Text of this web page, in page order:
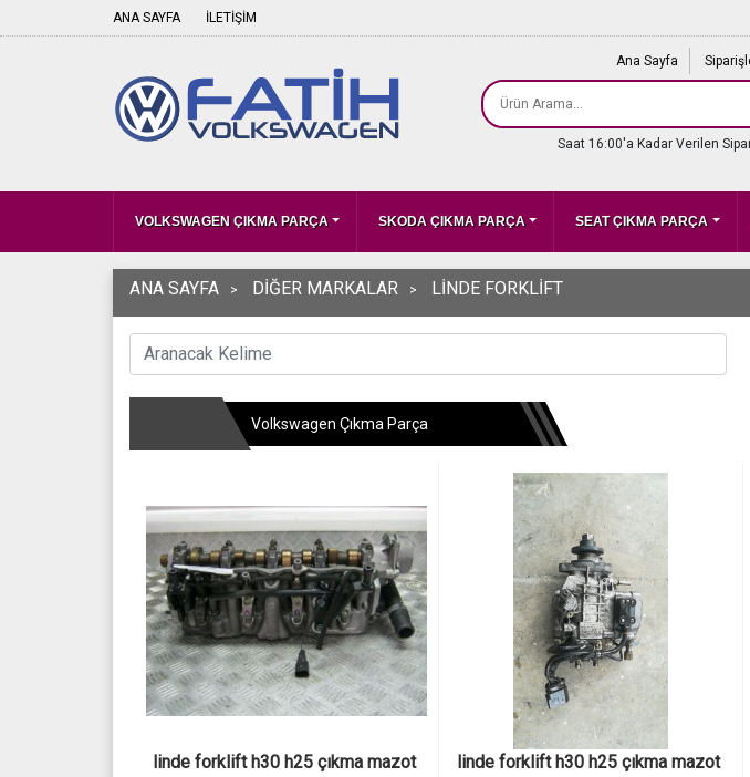
ANA SAYFA İLETİŞİM
Ana Sayfa
Saat 16:00'a Kadar Verilen
VOLKSWAGEN ÇIKMA PARÇA SKODA ÇIKMA PARÇA SEAT ÇIKMA PARÇA
ANA SAYFA DİĞER MARKALAR LİNDE FORKLİFT
Volkswagen Çıkma Parça
linde forklift h30 h25 çıkma mazot
linde forklift h30 h25 çıkma mazot